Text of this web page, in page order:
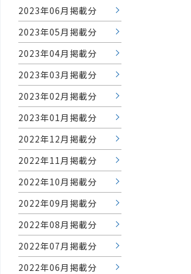
2023年06月掲載分
2023年05月掲載分
2023年04月掲載分
2023年03月掲載分
2023年02月掲載分
2023年01月掲載分
2022年12月掲載分
2022年11月掲載分
2022年10月掲載分
2022年09月掲載分
2022年08月掲載分
2022年07月掲載分
2022年06月掲載分